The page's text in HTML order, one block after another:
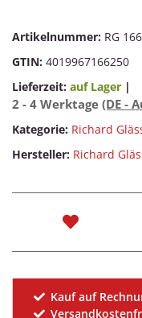
Artikelnummer: RG
GTIN: 4019967166250
Lieferzeit: auf Lager |
2 - 4 Werktage (DE -
Kategorie: Richard
Hersteller: Richard
Kauf auf